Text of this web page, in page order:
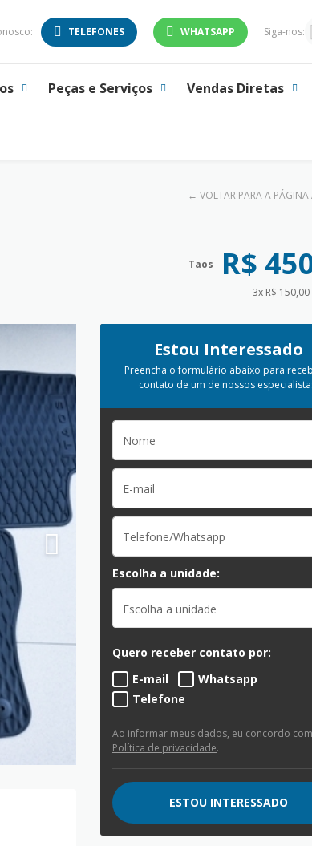
TELEFONES WHATSAPP Siga-nos:
Peças e Serviços Vendas Diretas
← VOLTAR PARA A PÁGINA
Taos R$
3x R$
Estou Interessado
Preencha o formulário abaixo para
contato de um de nossos
Escolha a unidade:
Escolha a unidade
Quero receber contato por:
E-mail
Whatsapp
Telefone
Ao informar meus dados, eu concordo
Política de privacidade.
ESTOU INTERESSADO